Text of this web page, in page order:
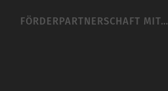
FÖRDERPARTNERSCHAFT MIT…